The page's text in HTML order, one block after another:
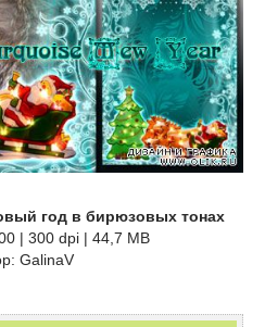
год в бирюзовых тонах
| 300 dpi | 44,7 MB
GalinaV